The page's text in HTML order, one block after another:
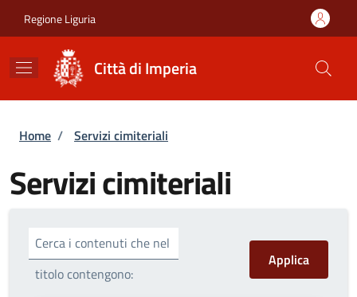
Regione Liguria
Città di Imperia
Briciole di pane
Home / Servizi cimiteriali
Servizi cimiteriali
Cerca i contenuti che nel
titolo contengono: